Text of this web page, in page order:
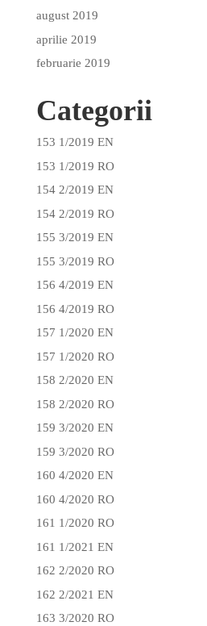
august 2019
aprilie 2019
februarie 2019
Categorii
153 1/2019 EN
153 1/2019 RO
154 2/2019 EN
154 2/2019 RO
155 3/2019 EN
155 3/2019 RO
156 4/2019 EN
156 4/2019 RO
157 1/2020 EN
157 1/2020 RO
158 2/2020 EN
158 2/2020 RO
159 3/2020 EN
159 3/2020 RO
160 4/2020 EN
160 4/2020 RO
161 1/2020 RO
161 1/2021 EN
162 2/2020 RO
162 2/2021 EN
163 3/2020 RO